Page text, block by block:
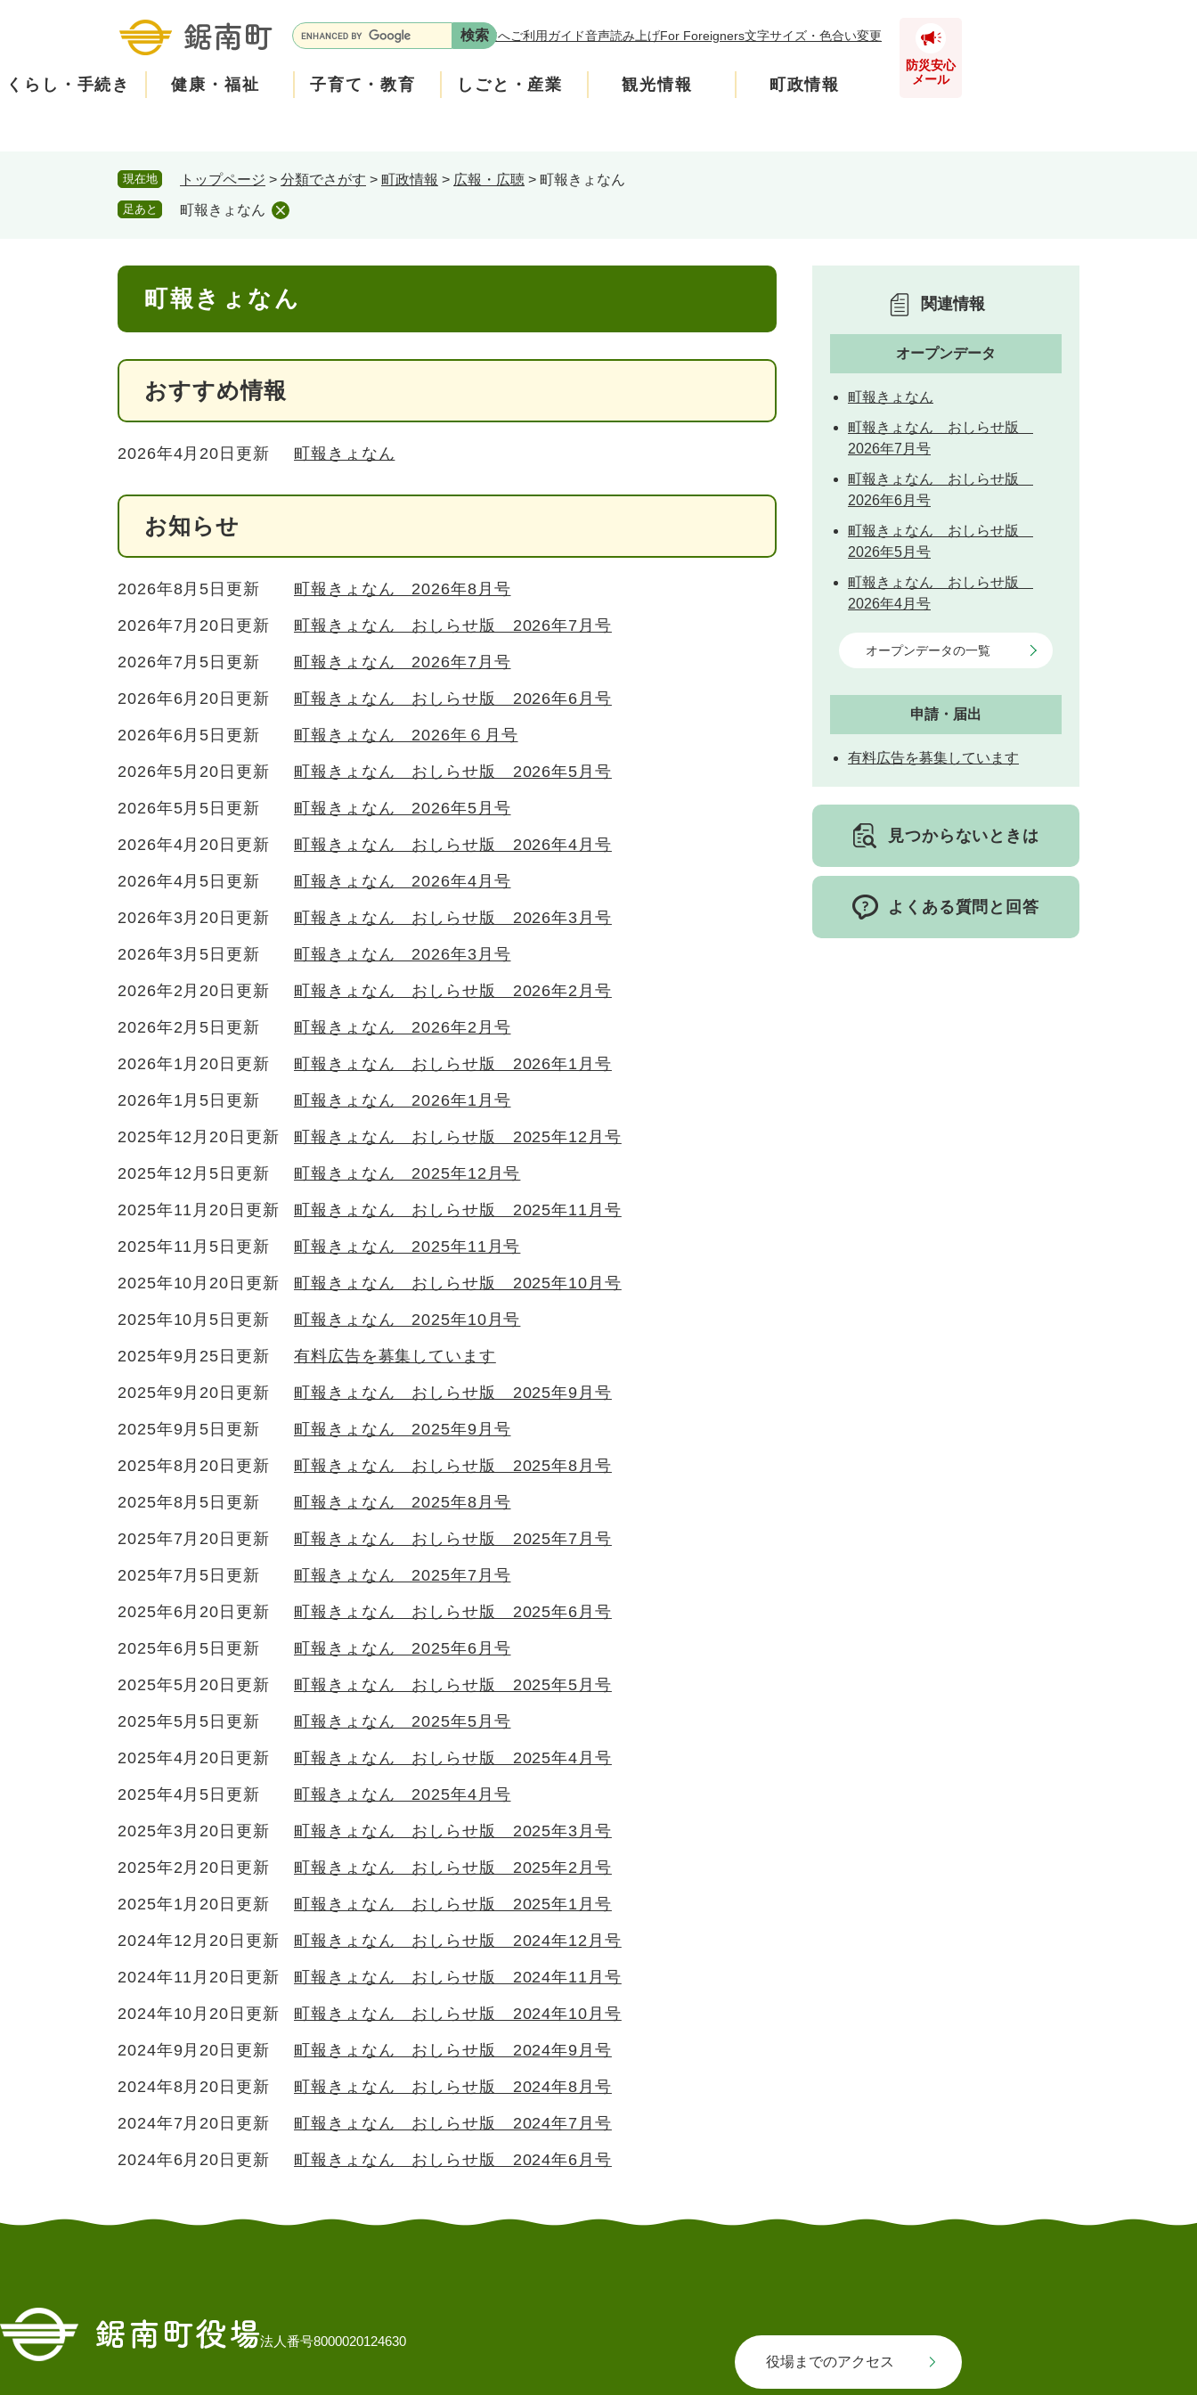
G
o
g
ス
索
防災安心
メール
本文へご利用ガイド音声読み上げFor Foreigners文字サイズ・色合い変更
くらし・手続き
住民票・戸籍
消防・防災 防犯・安全 上水道・下水道
ごみ・環境・ペット コミュニティ・協働 人権・男女共同参画
とじる
健康・福祉
健康・医療
子育て・教育 しごと・産業
産業振興
観光情報
観光パンフレット
町政情報
町の概要
町の取り組み 広報・広聴 町政への参加
職員採用・人事
現在、掲載されている情報はありません。
現在地 トップページ > 分類でさがす > 町政情報 > 広報・広聴 > 町報きょなん
足あと 町報きょなん
本
町報きょなん
おすすめ情報
2026年4月20日更新 町報きょなん
お知らせ
2026年8月5日更新 町報きょなん 2026年8月号
2026年7月20日更新 町報きょなん おしらせ版 2026年7月号
2026年7月5日更新 町報きょなん 2026年7月号
2026年6月20日更新 町報きょなん おしらせ版 2026年6月号
2026年6月5日更新 町報きょなん 2026年６月号
2026年5月20日更新 町報きょなん おしらせ版 2026年5月号
2026年5月5日更新 町報きょなん 2026年5月号
2026年4月20日更新 町報きょなん おしらせ版 2026年4月号
2026年4月5日更新 町報きょなん 2026年4月号
2026年3月20日更新 町報きょなん おしらせ版 2026年3月号
2026年3月5日更新 町報きょなん 2026年3月号
2026年2月20日更新 町報きょなん おしらせ版 2026年2月号
2026年2月5日更新 町報きょなん 2026年2月号
2026年1月20日更新 町報きょなん おしらせ版 2026年1月号
2026年1月5日更新 町報きょなん 2026年1月号
2025年12月20日更新 町報きょなん おしらせ版 2025年12月号
2025年12月5日更新 町報きょなん 2025年12月号
2025年11月20日更新 町報きょなん おしらせ版 2025年11月号
2025年11月5日更新 町報きょなん 2025年11月号
2025年10月20日更新 町報きょなん おしらせ版 2025年10月号
2025年10月5日更新 町報きょなん 2025年10月号
2025年9月25日更新 有料広告を募集しています
2025年9月20日更新 町報きょなん おしらせ版 2025年9月号
2025年9月5日更新 町報きょなん 2025年9月号
2025年8月20日更新 町報きょなん おしらせ版 2025年8月号
2025年8月5日更新 町報きょなん 2025年8月号
2025年7月20日更新 町報きょなん おしらせ版 2025年7月号
2025年7月5日更新 町報きょなん 2025年7月号
2025年6月20日更新 町報きょなん おしらせ版 2025年6月号
2025年6月5日更新 町報きょなん 2025年6月号
2025年5月20日更新 町報きょなん おしらせ版 2025年5月号
2025年5月5日更新 町報きょなん 2025年5月号
2025年4月20日更新 町報きょなん おしらせ版 2025年4月号
2025年4月5日更新 町報きょなん 2025年4月号
2025年3月20日更新 町報きょなん おしらせ版 2025年3月号
2025年2月20日更新 町報きょなん おしらせ版 2025年2月号
2025年1月20日更新 町報きょなん おしらせ版 2025年1月号
2024年12月20日更新 町報きょなん おしらせ版 2024年12月号
2024年11月20日更新 町報きょなん おしらせ版 2024年11月号
2024年10月20日更新 町報きょなん おしらせ版 2024年10月号
2024年9月20日更新 町報きょなん おしらせ版 2024年9月号
2024年8月20日更新 町報きょなん おしらせ版 2024年8月号
2024年7月20日更新 町報きょなん おしらせ版 2024年7月号
2024年6月20日更新 町報きょなん おしらせ版 2024年6月号
関連情報
オープンデータ
町報きょなん
町報きょなん おしらせ版
2026年7月号
町報きょなん おしらせ版
2026年6月号
町報きょなん おしらせ版
2026年5月号
町報きょなん おしらせ版
2026年4月号
オープンデータの一覧
申請・届出
有料広告を募集しています
見つからないときは
よくある質問と回答
法人番号8000020124630
役場までのアクセス